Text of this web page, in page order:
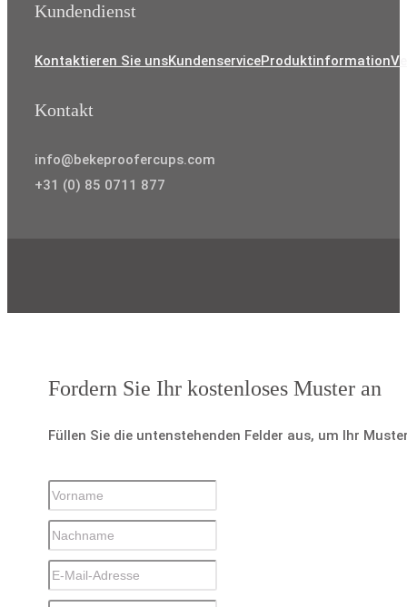
Kundendienst
Kontaktieren Sie unsKundenserviceProduktinformation
Kontakt
info@bekeproofercups.com
+31 (0) 85 0711 877
Fordern Sie Ihr kostenloses Muster an
Füllen Sie die untenstehenden Felder aus, um Ihr